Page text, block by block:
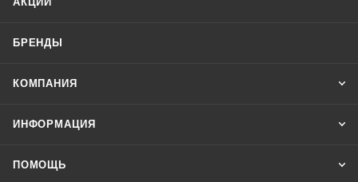
БРЕНДЫ
КОМПАНИЯ
ИНФОРМАЦИЯ
ПОМОЩЬ